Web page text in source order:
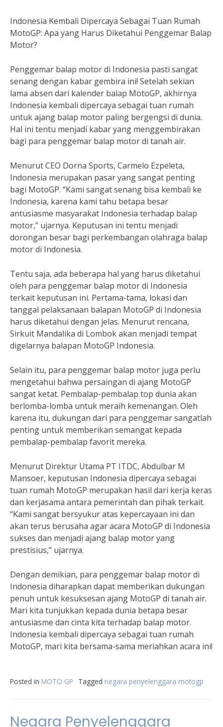
Indonesia Kembali Dipercaya Sebagai Tuan Rumah
MotoGP: Apa yang Harus Diketahui Penggemar Balap
Motor?
Penggemar balap motor di Indonesia pasti sangat
senang dengan kabar gembira ini! Setelah sekian
lama absen dari kalender balap MotoGP, akhirnya
Indonesia kembali dipercaya sebagai tuan rumah
untuk ajang balap motor paling bergengsi di dunia.
Hal ini tentu menjadi kabar yang menggembirakan
bagi para penggemar balap motor di tanah air.
Menurut CEO Dorna Sports, Carmelo Ezpeleta,
Indonesia merupakan pasar yang sangat penting
bagi MotoGP. “Kami sangat senang bisa kembali ke
Indonesia, karena kami tahu betapa besar
antusiasme masyarakat Indonesia terhadap balap
motor,” ujarnya. Keputusan ini tentu menjadi
dorongan besar bagi perkembangan olahraga balap
motor di Indonesia.
Tentu saja, ada beberapa hal yang harus diketahui
oleh para penggemar balap motor di Indonesia
terkait keputusan ini. Pertama-tama, lokasi dan
tanggal pelaksanaan balapan MotoGP di Indonesia
harus diketahui dengan jelas. Menurut rencana,
Sirkuit Mandalika di Lombok akan menjadi tempat
digelarnya balapan MotoGP Indonesia.
Selain itu, para penggemar balap motor juga perlu
mengetahui bahwa persaingan di ajang MotoGP
sangat ketat. Pembalap-pembalap top dunia akan
berlomba-lomba untuk meraih kemenangan. Oleh
karena itu, dukungan dari para penggemar sangatlah
penting untuk memberikan semangat kepada
pembalap-pembalap favorit mereka.
Menurut Direktur Utama PT ITDC, Abdulbar M
Mansoer, keputusan Indonesia dipercaya sebagai
tuan rumah MotoGP merupakan hasil dari kerja keras
dan kerjasama antara pemerintah dan pihak terkait.
“Kami sangat bersyukur atas kepercayaan ini dan
akan terus berusaha agar acara MotoGP di Indonesia
sukses dan menjadi ajang balap motor yang
prestisius,” ujarnya.
Dengan demikian, para penggemar balap motor di
Indonesia diharapkan dapat memberikan dukungan
penuh untuk kesuksesan ajang MotoGP di tanah air.
Mari kita tunjukkan kepada dunia betapa besar
antusiasme dan cinta kita terhadap balap motor.
Indonesia kembali dipercaya sebagai tuan rumah
MotoGP, mari kita bersama-sama meriahkan acara ini!
Posted in MOTO GP Tagged negara penyelenggara motogp
Negara Penyelenggara